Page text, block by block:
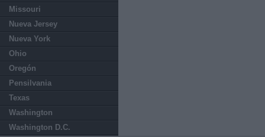
Missouri
Nueva Jersey
Nueva York
Ohio
Oregón
Pensilvania
Texas
Washington
Washington D.C.